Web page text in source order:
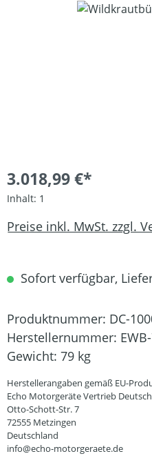
Bildergalerie überspringen
3.018,99 €*
Inhalt: 1
Preise inkl. MwSt. zzgl.
Sofort verfügbar,
Produktnummer: DC-
Herstellernummer:
Gewicht: 79 kg
Herstellerangaben gemäß EU-
Echo Motorgeräte Vertrieb
Otto-Schott-Str. 7
72555 Metzingen
Deutschland
info@echo-motorgeraete.de